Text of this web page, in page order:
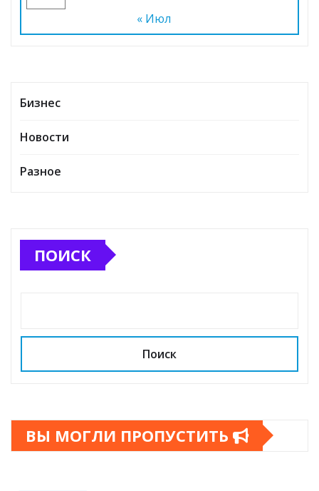
« Июл
Бизнес
Новости
Разное
ПОИСК
Поиск
ВЫ МОГЛИ ПРОПУСТИТЬ